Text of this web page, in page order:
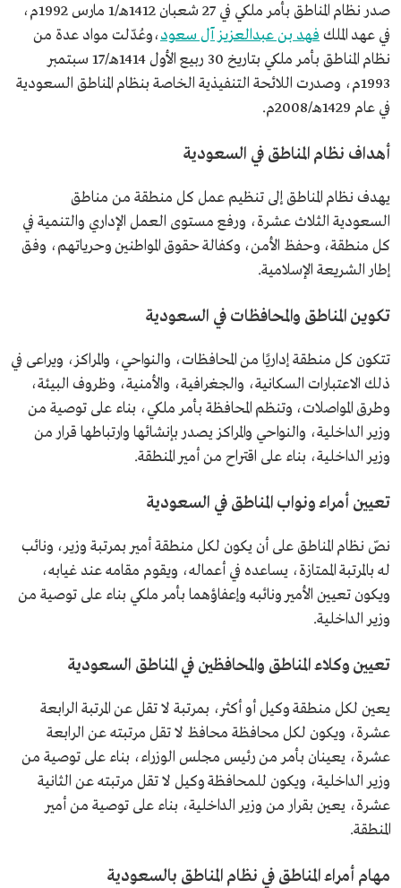
صدر نظام المناطق بأمر ملكي في 27 شعبان 1412هـ/1 مارس 1992م،
في عهد الملك فهد بن عبدالعزيز آل سعود،وعُدّلت مواد عدة من
نظام المناطق بأمر ملكي بتاريخ 30 ربيع الأول 1414هـ/17 سبتمبر
1993م، وصدرت اللائحة التنفيذية الخاصة بنظام المناطق السعودية
في عام 1429هـ/2008م.
أهداف نظام المناطق في السعودية
يهدف نظام المناطق إلى تنظيم عمل كل منطقة من مناطق
السعودية الثلاث عشرة، ورفع مستوى العمل الإداري والتنمية في
كل منطقة، وحفظ الأمن، وكفالة حقوق المواطنين وحرياتهم، وفق
إطار الشريعة الإسلامية.
تكوين المناطق والمحافظات في السعودية
تتكون كل منطقة إداريًا من المحافظات، والنواحي، والمراكز، ويراعى في
ذلك الاعتبارات السكانية، والجغرافية، والأمنية، وظروف البيئة،
وطرق المواصلات، وتنظم المحافظة بأمر ملكي، بناء على توصية من
وزير الداخلية، والنواحي والمراكز يصدر بإنشائها وارتباطها قرار من
وزير الداخلية، بناء على اقتراح من أمير المنطقة.
تعيين أمراء ونواب المناطق في السعودية
نصّ نظام المناطق على أن يكون لكل منطقة أمير بمرتبة وزير، ونائب
له بالمرتبة الممتازة، يساعده في أعماله، ويقوم مقامه عند غيابه،
ويكون تعيين الأمير ونائبه وإعفاؤهما بأمر ملكي بناء على توصية من
وزير الداخلية.
تعيين وكلاء المناطق والمحافظين في المناطق السعودية
يعين لكل منطقة وكيل أو أكثر، بمرتبة لا تقل عن المرتبة الرابعة
عشرة، ويكون لكل محافظة محافظ لا تقل مرتبته عن الرابعة
عشرة، يعينان بأمر من رئيس مجلس الوزراء، بناء على توصية من
وزير الداخلية، ويكون للمحافظة وكيل لا تقل مرتبته عن الثانية
عشرة، يعين بقرار من وزير الداخلية، بناء على توصية من أمير
المنطقة.
مهام أمراء المناطق في نظام المناطق بالسعودية